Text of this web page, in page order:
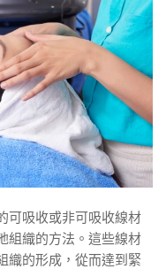
可吸收或非可吸收線材
組織的方法。這些線材
織的形成，從而達到緊